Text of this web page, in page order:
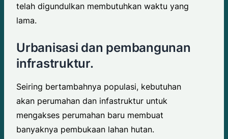
telah digundulkan membutuhkan waktu yang
lama.
Urbanisasi dan pembangunan
infrastruktur.
Seiring bertambahnya populasi, kebutuhan
akan perumahan dan infastruktur untuk
mengakses perumahan baru membuat
banyaknya pembukaan lahan hutan.